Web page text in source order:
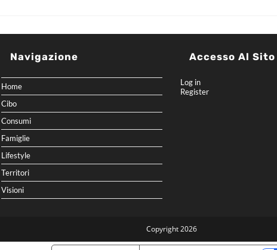
Navigazione
Home
Cibo
Consumi
Famiglie
Lifestyle
Territori
Visioni
Accesso Al Sito
Log in
Register
Copyright 2026